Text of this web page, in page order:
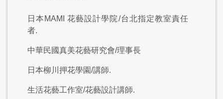
日本MAMI 花藝設計學院/台北指定教室責任
者.
中華民國真美花藝研究會/理事長
日本柳川押花學園/講師.
生活花藝工作室/花藝設計講師.